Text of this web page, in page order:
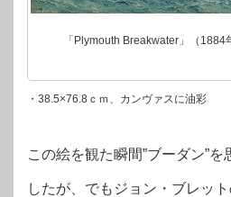
「Plymouth Breakwater」（1884
・38.5×76.8ｃｍ、カンヴァスに油彩
この絵を観た瞬間”ブーダン”を
したが、でもジョン・ブレッ